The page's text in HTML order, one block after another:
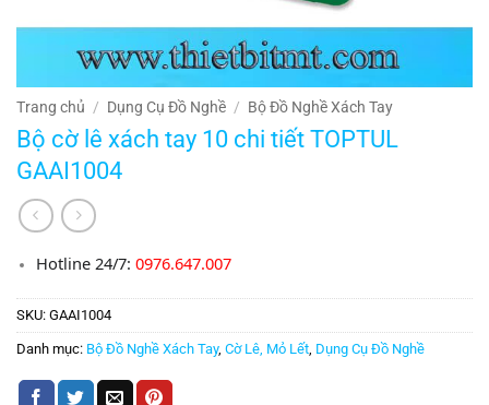
Trang chủ / Dụng Cụ Đồ Nghề / Bộ Đồ Nghề Xách Tay
Bộ cờ lê xách tay 10 chi tiết TOPTUL
GAAI1004
Hotline 24/7:0976.647.007
SKU: GAAI1004
Danh mục: Bộ Đồ Nghề Xách Tay, Cờ Lê, Mỏ Lết Dụng Cụ Đồ Nghề